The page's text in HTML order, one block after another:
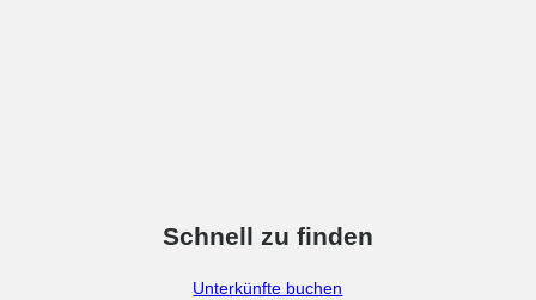
Schnell zu finden
Unterkünfte buchen